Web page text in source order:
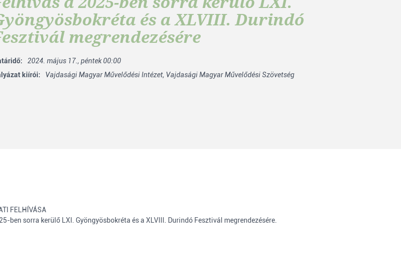
és a XLVIII. Durindó
megrendezésére
2024. május 17., péntek 00:00
kiírói:
Vajdasági Magyar Művelődési Intézet, Vajdasági Magyar Művelődési Szövetség
FELHÍVÁSA
sorra kerülő LXI. Gyöngyösbokréta és a XLVIII. Durindó Fesztivál megrendezésére.